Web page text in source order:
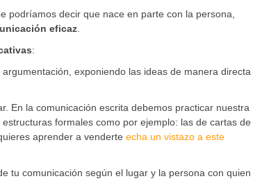
podríamos decir que nace en parte con la persona,
eficaz.
:
exponiendo las ideas de manera directa
En la comunicación escrita debemos practicar nuestra
formales como por ejemplo: las de cartas de
aprender a venderte echa un vistazo a este
tu comunicación según el lugar y la persona con quien